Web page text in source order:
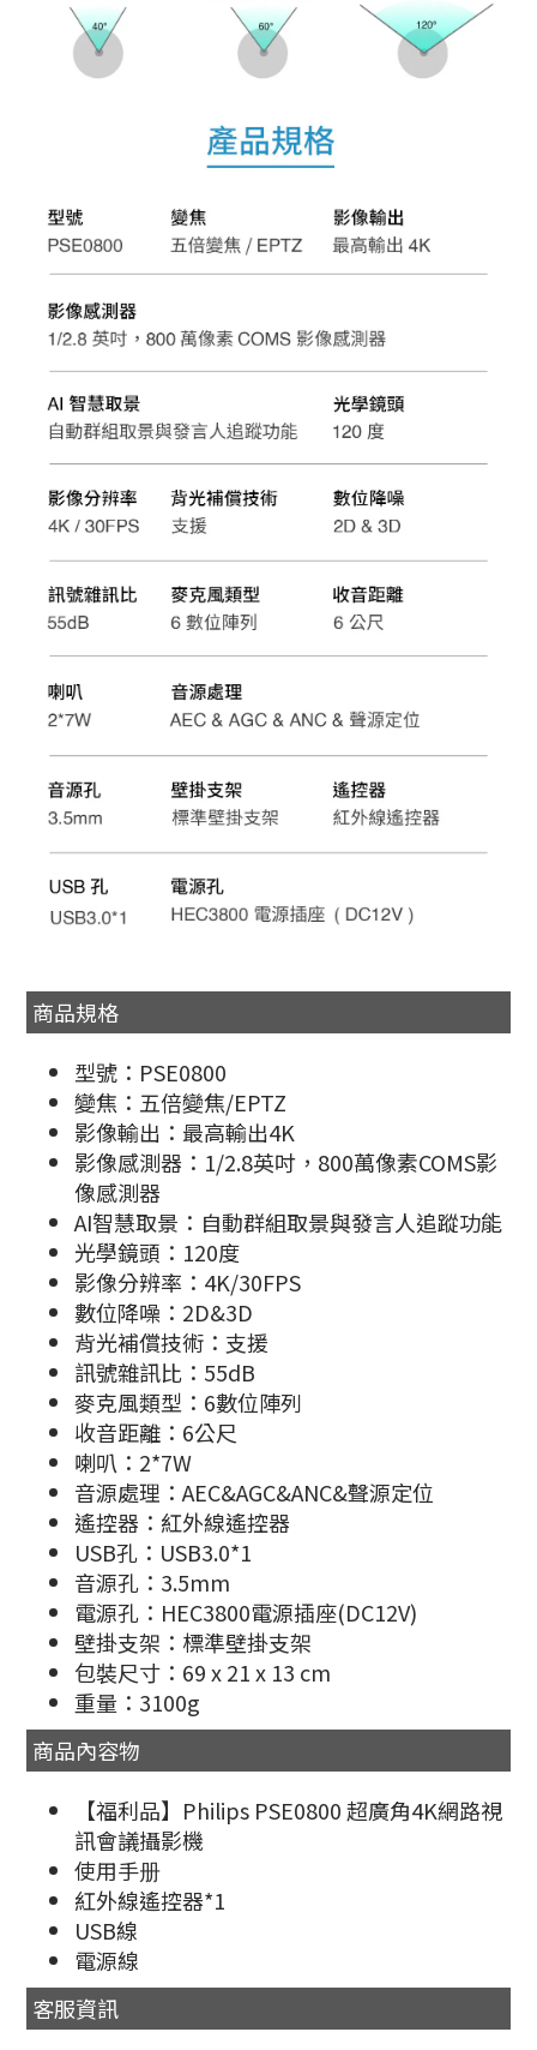
商品規格
型號：PSE0800
變焦：五倍變焦/EPTZ
影像輸出：最高輸出4K
影像感測器：1/2.8英吋，800萬像素COMS影
像感測器
AI智慧取景：自動群組取景與發言人追蹤功能
光學鏡頭：120度
影像分辨率：4K/30FPS
數位降噪：2D&3D
背光補償技術：支援
訊號雜訊比：55dB
麥克風類型：6數位陣列
收音距離：6公尺
喇叭：2*7W
音源處理：AEC&AGC&ANC&聲源定位
遙控器：紅外線遙控器
USB孔：USB3.0*1
音源孔：3.5mm
電源孔：HEC3800電源插座(DC12V)
壁掛支架：標準壁掛支架
包裝尺寸：69 x 21 x 13 cm
重量：3100g
商品內容物
【福利品】Philips PSE0800 超廣角4K網路視
訊會議攝影機
使用手册
紅外線遙控器*1
USB線
電源線
客服資訊